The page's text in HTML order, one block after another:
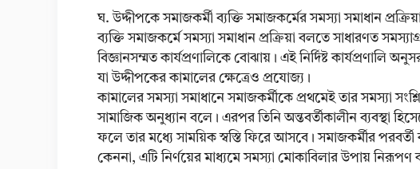
ঘ. উদ্দীপকে সমাজকর্মী ব্যক্তি সমাজকর্মের সমস্যা সমাধান
ব্যক্তি সমাজকর্মে সমস্যা সমাধান প্রক্রিয়া বলতে সাধারণত
বিজ্ঞানসম্মত কার্যপ্রণালিকে বোঝায়। এই নির্দিষ্ট কার্যপ্রণালি
যা উদ্দীপকের কামালের ক্ষেত্রেও প্রযোজ্য।
কামালের সমস্যা সমাধানে সমাজকর্মীকে প্রথমেই তার সমস্যা
সামাজিক অনুধ্যান বলে। এরপর তিনি অন্তবর্তীকালীন ব্যবস্থা
ফলে তার মধ্যে সাময়িক স্বস্তি ফিরে আসবে। সমাজকর্মীর
কেননা, এটি নির্ণয়ের মাধ্যমে সমস্যা মোকাবিলার উপায়